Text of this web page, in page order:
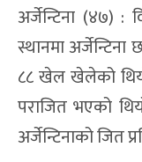
अर्जेन्टिना (४७) :
स्थानमा
८८ खेल खेलेको
पराजित भएको
अर्जेन्टिनाको जित